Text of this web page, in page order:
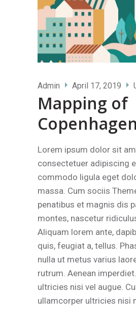
Admin April 17, 2019
Mapping of
Copenhagen
Lorem ipsum dolor sit
consectetuer adipiscing
commodo ligula eget
massa. Cum sociis
penatibus et magnis dis
montes, nascetur
Aliquam lorem ante,
quis, feugiat a, tellus.
nulla ut metus varius
rutrum. Aenean
ultricies nisi vel augue.
ullamcorper ultricies nisi